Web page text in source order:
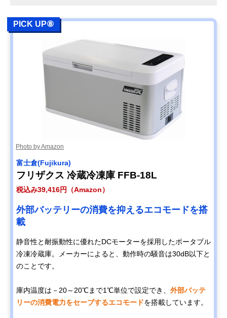
PICK UP⑧
Photo by Amazon
富士倉(Fujikura)
フリザクス 冷蔵冷凍庫 FFB-18L
税込み39,416円（Amazon）
外部バッテリーの消費を抑えるエコモードを搭
載
静音性と耐振動性に優れたDCモーターを採用したポータブル
冷凍冷蔵庫。メーカーによると、動作時の騒音は30dB以下と
のことです。
庫内温度は－20～20℃まで1℃単位で設定でき、 外部バッテ
リーの消費電力をセーブするエコモードを搭載しています。